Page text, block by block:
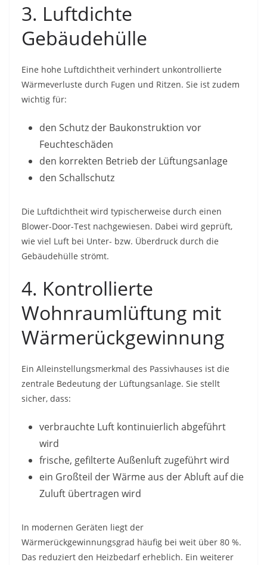
3. Luftdichte
Gebäudehülle
Eine hohe Luftdichtheit verhindert unkontrollierte
Wärmeverluste durch Fugen und Ritzen. Sie ist zudem
wichtig für:
den Schutz der Baukonstruktion vor
Feuchteschäden
den korrekten Betrieb der Lüftungsanlage
den Schallschutz
Die Luftdichtheit wird typischerweise durch einen
Blower-Door-Test nachgewiesen. Dabei wird geprüft,
wie viel Luft bei Unter- bzw. Überdruck durch die
Gebäudehülle strömt.
4. Kontrollierte
Wohnraumlüftung mit
Wärmerückgewinnung
Ein Alleinstellungsmerkmal des Passivhauses ist die
zentrale Bedeutung der Lüftungsanlage. Sie stellt
sicher, dass:
verbrauchte Luft kontinuierlich abgeführt
wird
frische, gefilterte Außenluft zugeführt wird
ein Großteil der Wärme aus der Abluft auf die
Zuluft übertragen wird
In modernen Geräten liegt der
Wärmerückgewinnungsgrad häufig bei weit über 80 %.
Das reduziert den Heizbedarf erheblich. Ein weiterer